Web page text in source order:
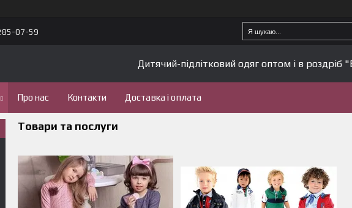
07-59
Дитячий-підлітковий одяг оптом і в роздріб
Про нас Контакти Доставка і оплата
Товари та послуги